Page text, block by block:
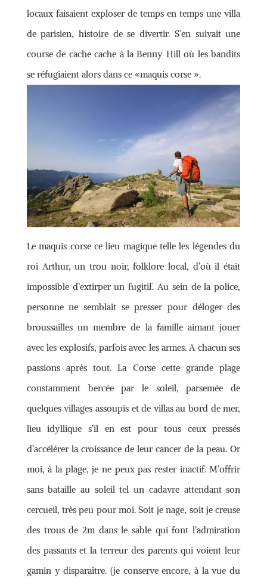
locaux faisaient exploser de temps en temps une villa
de parisien, histoire de se divertir. S’en suivait une
course de cache cache à la Benny Hill où les bandits
se réfugiaient alors dans ce «maquis corse ».
Le maquis corse ce lieu magique telle les légendes du
roi Arthur, un trou noir, folklore local, d’où il était
impossible d’extirper un fugitif. Au sein de la police,
personne ne semblait se presser pour déloger des
broussailles un membre de la famille aimant jouer
avec les explosifs, parfois avec les armes. A chacun ses
passions après tout. La Corse cette grande plage
constamment bercée par le soleil, parsemée de
quelques villages assoupis et de villas au bord de mer,
lieu idyllique s’il en est pour tous ceux pressés
d’accélérer la croissance de leur cancer de la peau. Or
moi, à la plage, je ne peux pas rester inactif. M’offrir
sans bataille au soleil tel un cadavre attendant son
cercueil, très peu pour moi. Soit je nage, soit je creuse
des trous de 2m dans le sable qui font l’admiration
des passants et la terreur des parents qui voient leur
gamin y disparaître. (je conserve encore, à la vue du